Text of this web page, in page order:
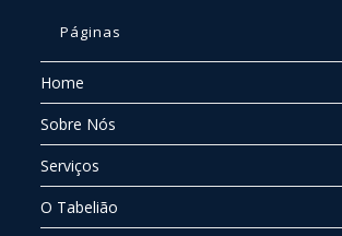
Páginas
Home
Sobre Nós
Serviços
O Tabelião